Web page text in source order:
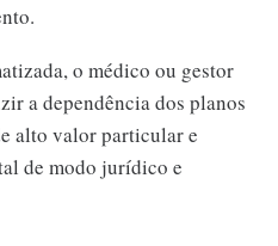
o médico ou gestor
a dependência dos planos
alto valor particular e
de modo jurídico e